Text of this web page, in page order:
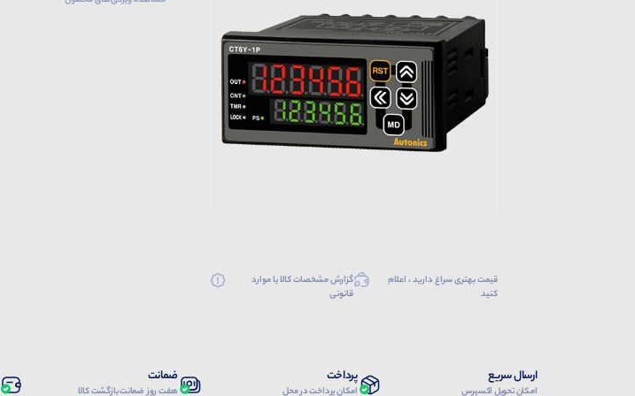
قیمت بهتری سراغ دارید ، اعلام
کنید
گزارش مشخصات کالا یا موارد
قانونی
ارسال سریع
امکان تحویل اکسپرس
پرداخت
امکان پرداخت در محل
ضمانت
هفت روز ضمانت بازگشت کالا